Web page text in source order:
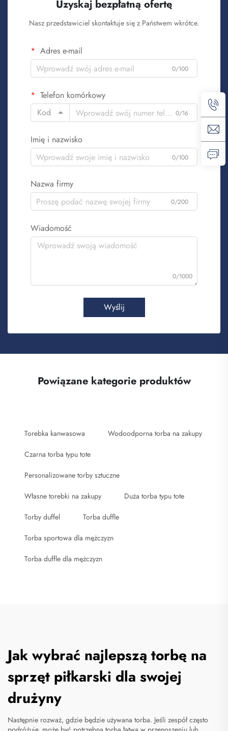
Uzyskaj bezpłatną ofertę
Nasz przedstawiciel skontaktuje się z Państwem wkrótce.
Adres e-mail
0/100
Telefon komórkowy
Kod
0/16
Imię i nazwisko
0/100
Nazwa firmy
0/200
Wiadomość
0/1000
Wyślij
Powiązane kategorie produktów
Torebka kanwasowa Wodoodporna torba na zakupy
Czarna torba typu tote
Personalizowane torby sztuczne
Własne torebki na zakupy Duża torba typu tote
Torby duffel Torba duffle
Torba sportowa dla mężczyzn
Torba duffle dla mężczyzn
Jak wybrać najlepszą torbę na
sprzęt piłkarski dla swojej
drużyny
Następnie rozważ, gdzie będzie używana torba. Jeśli zespół często